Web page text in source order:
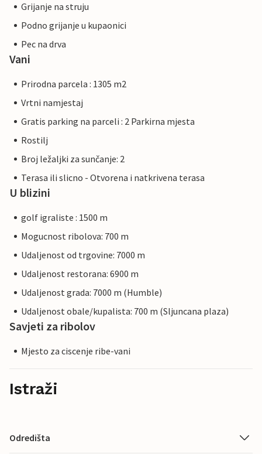
Grijanje na struju
Podno grijanje u kupaonici
Pec na drva
Vani
Prirodna parcela : 1305 m2
Vrtni namjestaj
Gratis parking na parceli : 2 Parkirna mjesta
Rostilj
Broj ležaljki za sunčanje: 2
Terasa ili slicno - Otvorena i natkrivena terasa
U blizini
golf igraliste : 1500 m
Mogucnost ribolova: 700 m
Udaljenost od trgovine: 7000 m
Udaljenost restorana: 6900 m
Udaljenost grada: 7000 m (Humble)
Udaljenost obale/kupalista: 700 m (Sljuncana plaza)
Savjeti za ribolov
Mjesto za ciscenje ribe-vani
Istraži
Odredišta